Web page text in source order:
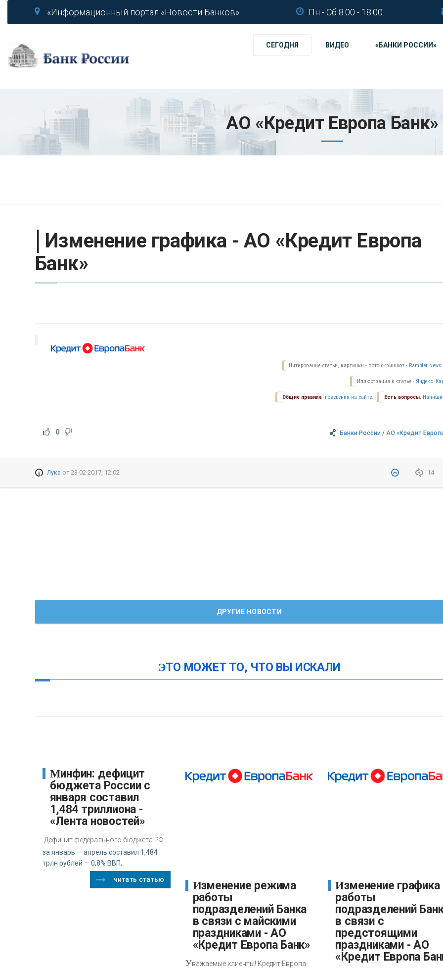
«Информационный портал «Новости Банков» Пн - Сб 8.00 - 18.00.
СЕГОДНЯ ВИДЕО «БАНКИ РОССИИ»
АО «Кредит Европа Банк»
| Изменение графика - АО «Кредит Европа
Банк»
Цитирование статьи, картинки - фото скриншот - Rambler News
Иллюстрация к статье - Яндекс.
Есть вопросы.
Общие правила поведения на сайте.
Банки России / АО «Кредит
0
14
Лука от 23-02-2017, 12:02
ДРУГИЕ НОВОСТИ
ЭТО МОЖЕТ ТО, ЧТО ВЫ ИСКАЛИ
Минфин: дефицит
бюджета России с
января составил
1,484 триллиона -
«Лента новостей»
Дефицит федерального бюджета РФ
за январь — апрель составил 1,484
трлн рублей — 0,8% ВВП,
читать статью Изменение режима
работы
подразделений Банка
в связи с майскими
праздниками - АО
«Кредит Европа Банк»
Уважаемые клиенты! Кредит Европа
Изменение графика
работы
подразделений
в связи с
предстоящими
праздниками - АО
«Кредит Европа